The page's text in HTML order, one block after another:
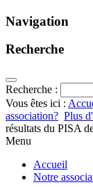
Navigation
Recherche
Recherche :
Vous êtes ici :
association? Plus
résultats du PISA
Menu
Accueil
Notre